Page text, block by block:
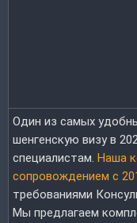
Один из самых
шенгенскую визу в
специалистам. Наша
сопровождением с
требованиями
Мы предлагаем